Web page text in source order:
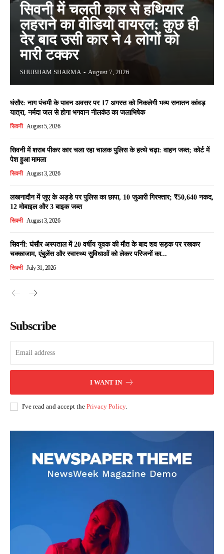
सिवनी में चलती कार से हथियार
लहराने का वीडियो वायरल: कुछ ही
देर बाद उसी कार ने 4 लोगों को
मारी टक्कर
SHUBHAM SHARMA - August 7, 2026
घंसौर: नाग पंचमी के पावन अवसर पर 17 अगस्त को निकलेगी भव्य सनातन कांवड़
यात्रा, नर्मदा जल से होगा भगवान नीलकंठ का जलाभिषेक
सिवनी August 5, 2026
सिवनी में शराब पीकर कार चला रहा चालक पुलिस के हत्थे चढ़ा: वाहन जब्त; कोर्ट में
पेश हुआ मामला
सिवनी August 3, 2026
लखनादौन में जुए के अड्डे पर पुलिस का छापा, 10 जुआरी गिरफ्तार; ₹50,640 नकद,
12 मोबाइल और 3 बाइक जब्त
सिवनी August 3, 2026
सिवनी: घंसौर अस्पताल में 20 वर्षीय युवक की मौत के बाद शव सड़क पर रखकर
चक्काजाम, एंबुलेंस और स्वास्थ्य सुविधाओं को लेकर परिजनों का...
सिवनी July 31, 2026
Subscribe
I WANT IN
I've read and accept the Privacy Policy.